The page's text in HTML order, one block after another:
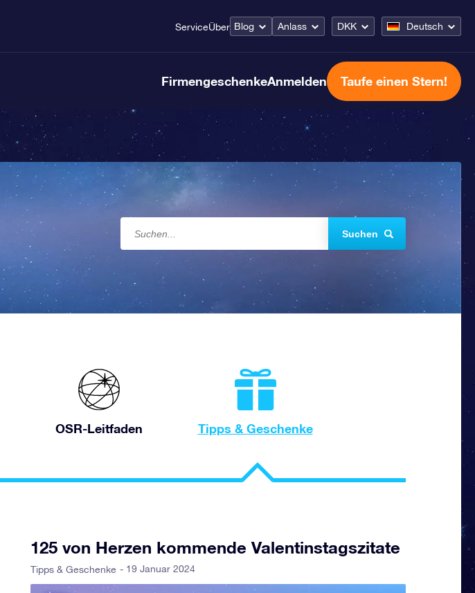
ServiceÜber Blog Anlass DKK Deutsch
FirmengeschenkeAnmelden Taufe einen Stern!
Suchen
OSR-Leitfaden Tipps & Geschenke
125 von Herzen kommende Valentinstagszitate
Tipps & Geschenke - 19 Januar 2024